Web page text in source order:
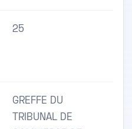
25
GREFFE DU
TRIBUNAL DE